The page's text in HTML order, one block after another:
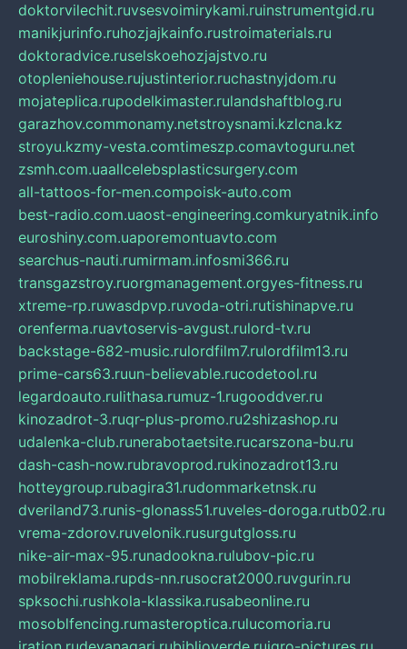
doktorvilechit.ruvsesvoimirykami.ruinstrumentgid.ru
manikjurinfo.ruhozjajkainfo.rustroimaterials.ru
doktoradvice.ruselskoehozjajstvo.ru
otopleniehouse.rujustinterior.ruchastnyjdom.ru
mojateplica.rupodelkimaster.rulandshaftblog.ru
garazhov.commonamy.netstroysnami.kzlcna.kz
stroyu.kzmy-vesta.comtimeszp.comavtoguru.net
zsmh.com.uaallcelebsplasticsurgery.com
all-tattoos-for-men.compoisk-auto.com
best-radio.com.uaost-engineering.comkuryatnik.info
euroshiny.com.uaporemontuavto.com
searchus-nauti.rumirmam.infosmi366.ru
transgazstroy.ruorgmanagement.orgyes-fitness.ru
xtreme-rp.ruwasdpvp.ruvoda-otri.rutishinapve.ru
orenferma.ruavtoservis-avgust.rulord-tv.ru
backstage-682-music.rulordfilm7.rulordfilm13.ru
prime-cars63.ruun-believable.rucodetool.ru
legardoauto.rulithasa.rumuz-1.rugooddver.ru
kinozadrot-3.ruqr-plus-promo.ru2shizashop.ru
udalenka-club.runerabotaetsite.rucarszona-bu.ru
dash-cash-now.rubravoprod.rukinozadrot13.ru
hotteygroup.rubagira31.rudommarketnsk.ru
dveriland73.runis-glonass51.ruveles-doroga.rutb02.ru
vrema-zdorov.ruvelonik.rusurgutgloss.ru
nike-air-max-95.runadookna.rulubov-pic.ru
mobilreklama.rupds-nn.rusocrat2000.ruvgurin.ru
spksochi.rushkola-klassika.rusabeonline.ru
mosoblfencing.rumasteroptica.rulucomoria.ru